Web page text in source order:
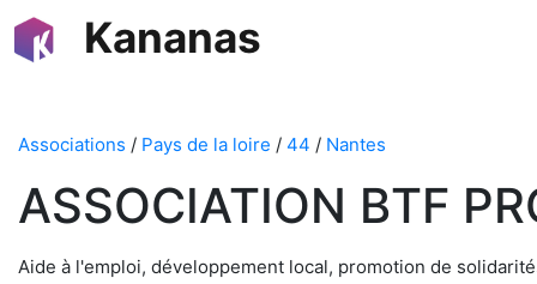
Kananas
Associations / Pays de la loire / 44 / Nantes
ASSOCIATION BTF
Aide à l'emploi, développement local, promotion de